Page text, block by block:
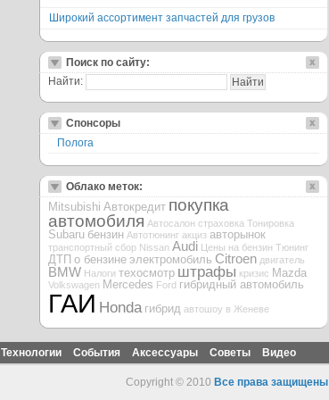
Широкий ассортимент запчастей для грузов
Поиск по сайту:
Найти:
Спонсоры
Полога
Облако меток:
Mitsubishi Автокредит покупка
автомобиля Автосалон страховка Тонировка
Subaru бензин Автотюнинг акциз авторынок
транспортный сбор Nissan Audi Цены на бензин Тюнинг
ДТП о бензине электромобиль Citroen двигатель
BMW Налоги техосмотр штрафы кризис Mazda
Volkswagen Mercedes Ford гибридный автомобиль
ГАИ Honda гибрид автошоу в Женеве
Технологии События Аксессуары Советы Видео
Copyright © 2010 Все права защищены